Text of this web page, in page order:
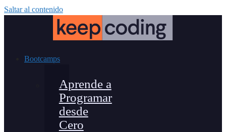
Saltar al contenido
Bootcamps
Aprende a
Programar
desde
Cero